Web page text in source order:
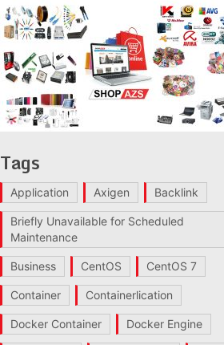
Tags
Application Axigen Backlink
Briefly Unavailable for Scheduled
Maintenance
Business CentOS CentOS 7
Container Containerlication
Docker Container Docker Engine